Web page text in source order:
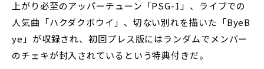
上がり必至のアッパーチューン「PSG-1」、ライブでの
人気曲「ハクダクボウイ」、切ない別れを描いた「ByeB
ye」が収録され、初回プレス版にはランダムでメンバー
のチェキが封入されているという特典付きだ。